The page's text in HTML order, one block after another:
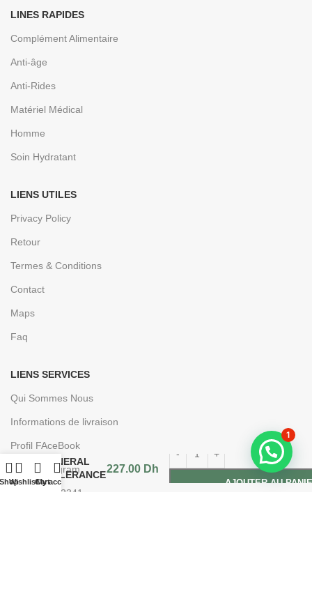
LINES RAPIDES
Complément Alimentaire
Anti-âge
Anti-Rides
Matériel Médical
Homme
Soin Hydratant
LIENS UTILES
Privacy Policy
Retour
Termes & Conditions
Contact
Maps
Faq
LIENS SERVICES
Qui Sommes Nous
Informations de livraison
Profil FAceBook
Profil Instagram
+212666232341
WishlistCart
My account
360
MINERAL
TOLERANCE
FLUID
227.00 Dh
AJOUTER AU
1